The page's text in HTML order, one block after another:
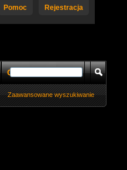
Rejestracja
Pomoc
Counter Strike 1.5
Zaawansowane wyszukiwanie